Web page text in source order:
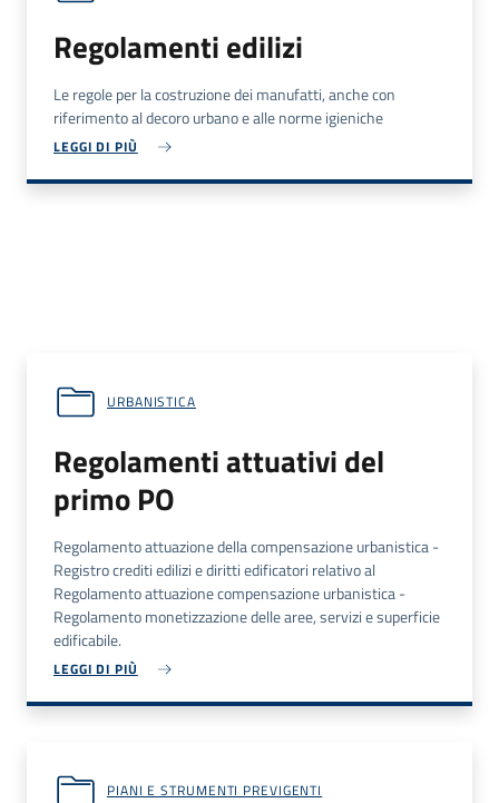
Regolamenti edilizi
Le regole per la costruzione dei manufatti, anche con
riferimento al decoro urbano e alle norme igieniche
LEGGI DI PIÙ
URBANISTICA
Regolamenti attuativi del
primo PO
Regolamento attuazione della compensazione urbanistica -
Registro crediti edilizi e diritti edificatori relativo al
Regolamento attuazione compensazione urbanistica -
Regolamento monetizzazione delle aree, servizi e superficie
edificabile.
LEGGI DI PIÙ
PIANI E STRUMENTI PREVIGENTI